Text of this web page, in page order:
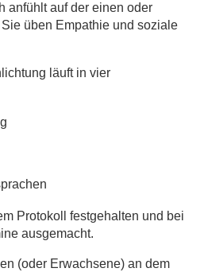
anfühlt auf der einen oder
üben Empathie und soziale
läuft in vier
Protokoll festgehalten und bei
ausgemacht.
(oder Erwachsene) an dem